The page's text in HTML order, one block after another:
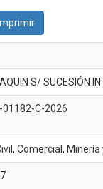
Imprimir
S/ SUCESIÓN
01182-C-2026
Comercial, Minería